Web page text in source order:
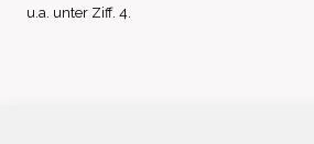
u.a. unter Ziff. 4.